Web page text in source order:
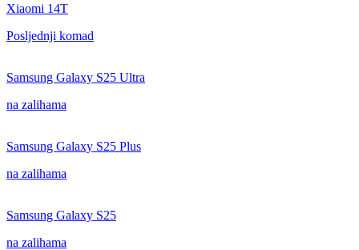
Xiaomi 14T
Posljednji komad
Samsung Galaxy S25 Ultra
na zalihama
Samsung Galaxy S25 Plus
na zalihama
Samsung Galaxy S25
na zalihama